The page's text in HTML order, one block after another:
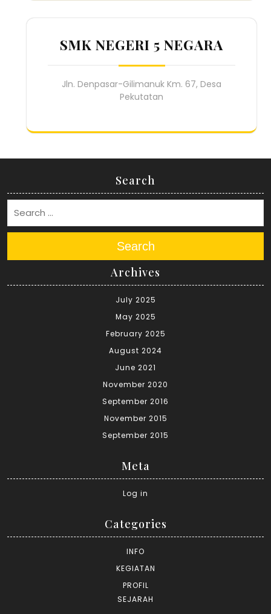
SMK NEGERI 5 NEGARA
Jln. Denpasar-Gilimanuk Km. 67, Desa
Pekutatan
Search
Search
Archives
July 2025
May 2025
February 2025
August 2024
June 2021
November 2020
September 2016
November 2015
September 2015
Meta
Log in
Categories
INFO
KEGIATAN
PROFIL
SEJARAH